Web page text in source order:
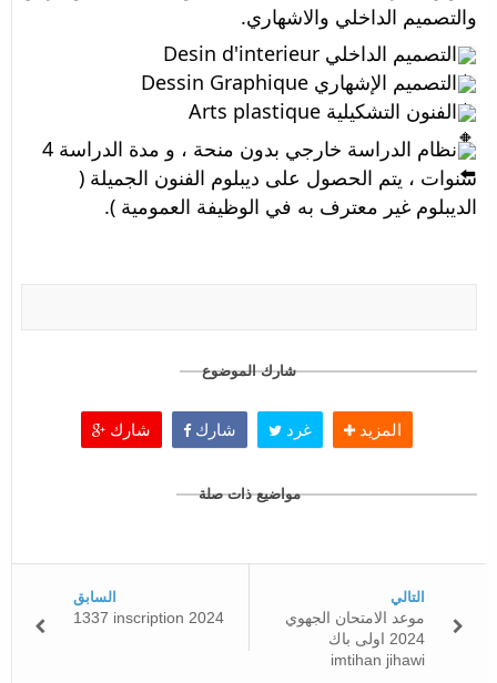
والتصميم الداخلي والاشهاري.
التصميم الداخلي Desin d'interieur
التصميم الإشهاري Dessin Graphique
الفنون التشكيلية Arts plastique
الديبلوم غير معترف به في الوظيفة العمومية ).
شارك الموضوع
شارك شارك غرد المزيد
مواضيع ذات صلة
التالي
موعد الامتحان الجهوي
2024 اولى باك
imtihan jihawi
السابق
1337 inscription 2024